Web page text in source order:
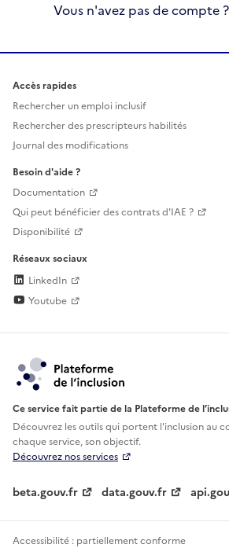
Vous n'avez pas de compte ?
Accès rapides
Rechercher un emploi inclusif
Rechercher des prescripteurs habilités
Journal des modifications
Besoin d'aide ?
Documentation
Qui peut bénéficier des contrats d'IAE ?
Disponibilité
Réseaux sociaux
LinkedIn
Youtube
Ce service fait partie de la Plateforme de
Découvrez les outils qui portent l'inclusion au
chaque service, son objectif.
Découvrez nos services
beta.gouv.fr data.gouv.fr
Accessibilité : partiellement conforme